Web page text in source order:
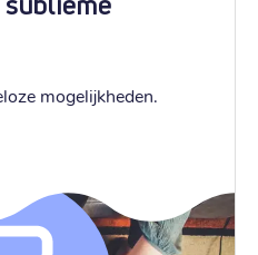
mogelijkheden.